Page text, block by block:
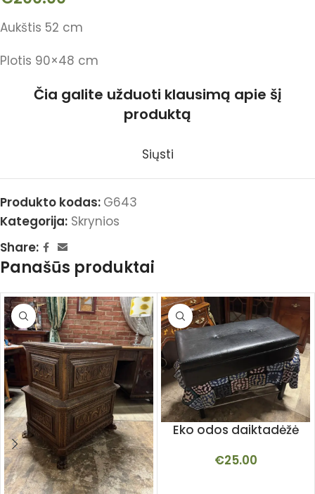
Aukštis 52 cm
Plotis 90×48 cm
Čia galite užduoti klausimą apie šį
produktą
Siųsti
Produkto kodas: G643
Kategorija: Skrynios
Share:
Panašūs produktai
Eko odos daiktadėžė
€25.00